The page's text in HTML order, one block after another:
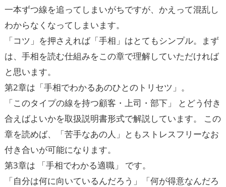
一本ずつ線を追ってしまいがちですが、かえって混乱し
わからなくなってしまいます。
「コツ」を押さえれば「手相」はとてもシンプル。まず
は、手相を読む仕組みをこの章で理解していただければ
と思います。
第2章は「手相でわかるあのひとのトリセツ」。
「このタイプの線を持つ顧客・上司・部下」 とどう付き
合えばよいかを取扱説明書形式で解説しています。 この
章を読めば、「苦手なあの人」ともストレスフリーなお
付き合いが可能になります。
第3章は 「手相でわかる適職」 です。
「自分は何に向いているんだろう」「何が得意なんだろ